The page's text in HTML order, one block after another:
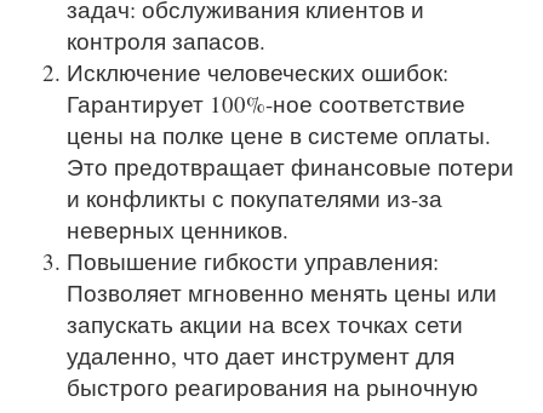
задач: обслуживания клиентов и
контроля запасов.
Исключение человеческих ошибок:
Гарантирует 100%-ное соответствие
цены на полке цене в системе оплаты.
Это предотвращает финансовые потери
и конфликты с покупателями из-за
неверных ценников.
Повышение гибкости управления:
Позволяет мгновенно менять цены или
запускать акции на всех точках сети
удаленно, что дает инструмент для
быстрого реагирования на рыночную